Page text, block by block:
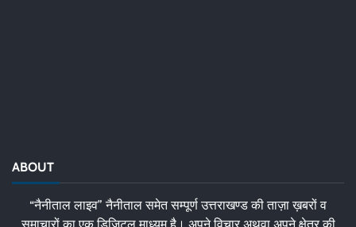
ABOUT
“नैनीताल लाइव” नैनीताल समेत सम्पूर्ण उत्तराखण्ड की ताज़ा ख़बरों व